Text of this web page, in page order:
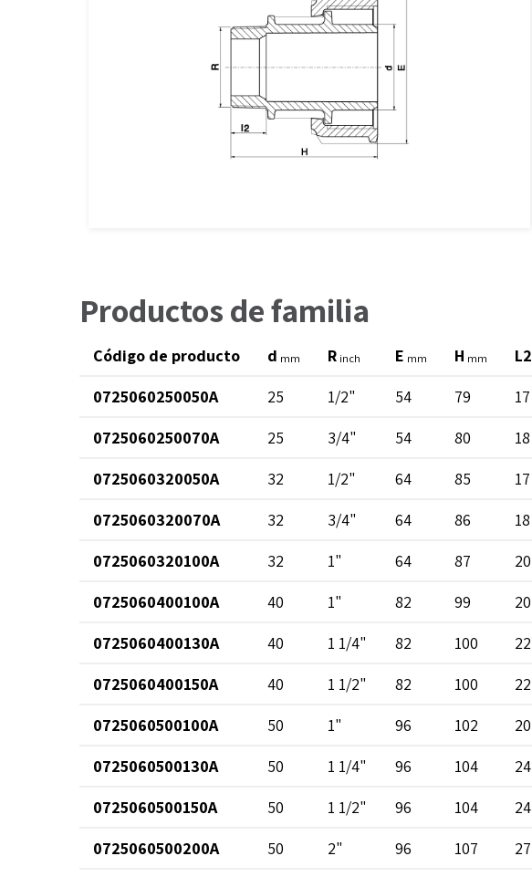
Productos de familia
Código de producto d mm R inch E mm H mm L2
0725060250050A
25 1/2" 54 79 17
0725060250070A
25 3/4" 54 80 18
0725060320050A
32 1/2" 64 85 17
0725060320070A
32 3/4" 64 86 18
0725060320100A
32 1" 64 87 20
0725060400100A
40 1" 82 99 20
0725060400130A
40 1 1/4" 82 100 22
0725060400150A
40 1 1/2" 82 100 22
0725060500100A
50 1" 96 102 20
0725060500130A
50 1 1/4" 96 104 24
0725060500150A
50 1 1/2" 96 104 24
0725060500200A
50 2" 96 107 27